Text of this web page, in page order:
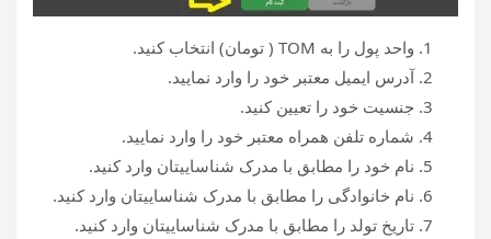
واحد پول را به TOM ( تومان) انتخاب کنید.
آدرس ایمیل معتبر خود را وارد نمایید.
جنسیت خود را تعیین کنید.
شماره تلفن همراه معتبر خود را وارد نمایید.
نام خود را مطابق با مدرک شناساییتان وارد کنید.
نام خانوادگی را مطابق با مدرک شناساییتان وارد کنید.
تاریخ تولد را مطابق با مدرک شناساییتان وارد کنید.